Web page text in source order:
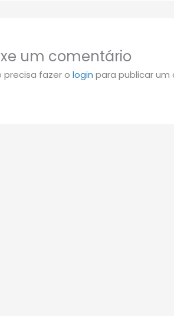
um comentário
precisa fazer o login para publicar um